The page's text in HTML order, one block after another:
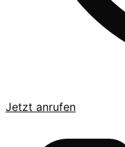
Jetzt anrufen